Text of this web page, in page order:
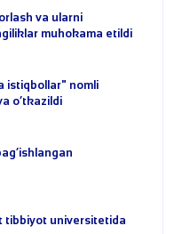
va ularni
muhokama etildi
istiqbollar" nomli
o‘tkazildi
tibbiyot universitetida